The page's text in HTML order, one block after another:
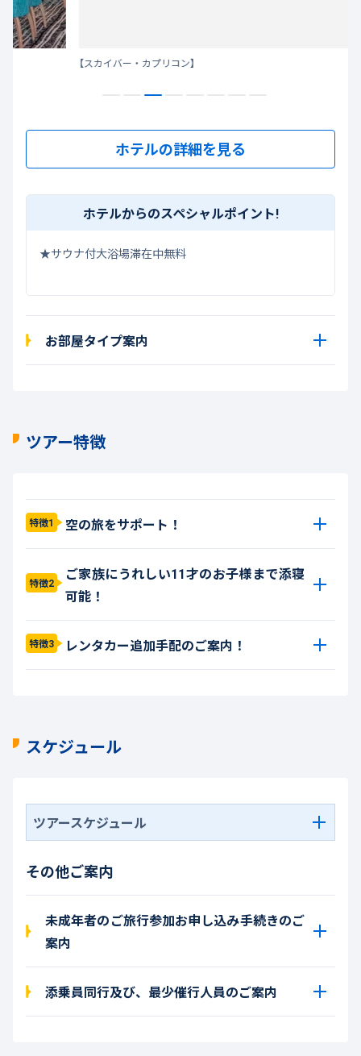
【スカイバー・カプリコン】
ホテルの詳細を見る
ホテルからのスペシャルポイント!
★サウナ付大浴場滞在中無料
お部屋タイプ案内
ツアー特徴
特徴1 空の旅をサポート！
特徴2
ご家族にうれしい11才のお子様まで添寝
可能！
特徴3 レンタカー追加手配のご案内！
スケジュール
ツアースケジュール
その他ご案内
未成年者のご旅行参加お申し込み手続きのご
案内
添乗員同行及び、最少催行人員のご案内